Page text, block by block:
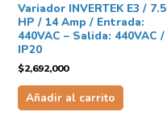
Variador INVERTEK E3 / 7.5
HP / 14 Amp / Entrada:
440VAC – Salida: 440VAC /
IP20
$2,692,000
Añadir al carrito